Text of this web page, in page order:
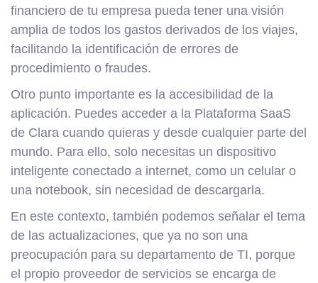
financiero de tu empresa pueda tener una visión
amplia de todos los gastos derivados de los viajes,
facilitando la identificación de errores de
procedimiento o fraudes.
Otro punto importante es la accesibilidad de la
aplicación. Puedes acceder a la Plataforma SaaS
de Clara cuando quieras y desde cualquier parte del
mundo. Para ello, solo necesitas un dispositivo
inteligente conectado a internet, como un celular o
una notebook, sin necesidad de descargarla.
En este contexto, también podemos señalar el tema
de las actualizaciones, que ya no son una
preocupación para su departamento de TI, porque
el propio proveedor de servicios se encarga de